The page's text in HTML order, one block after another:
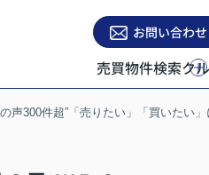
お問い合わせ
売買物件検索ク
声300件超”「売りたい」「買いたい